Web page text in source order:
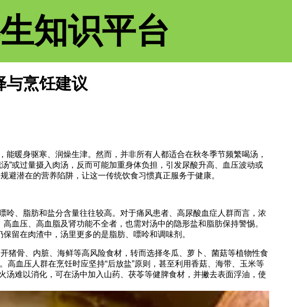
知识平台
与烹饪建议
暖身驱寒、润燥生津。然而，并非所有人都适合在秋冬季节频繁喝汤，
”或过量摄入肉汤，反而可能加重身体负担，引发尿酸升高、血压波动或
避潜在的营养陷阱，让这一传统饮食习惯真正服务于健康。
、脂肪和盐分含量往往较高。对于痛风患者、高尿酸血症人群而言，浓
血压、高血脂及肾功能不全者，也需对汤中的隐形盐和脂肪保持警惕。
留在肉渣中，汤里更多的是脂肪、嘌呤和调味剂。
猪骨、内脏、海鲜等高风险食材，转而选择冬瓜、萝卜、菌菇等植物性食
血压人群在烹饪时应坚持“后放盐”原则，甚至利用香菇、海带、玉米等
难以消化，可在汤中加入山药、茯苓等健脾食材，并撇去表面浮油，使